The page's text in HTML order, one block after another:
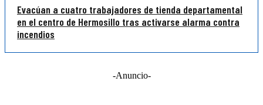
Evacúan a cuatro trabajadores de tienda departamental
en el centro de Hermosillo tras activarse alarma contra
incendios
-Anuncio-